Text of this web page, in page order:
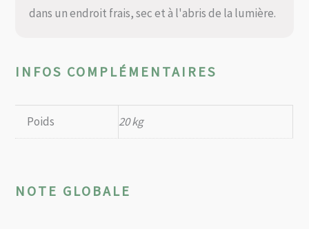
dans un endroit frais, sec et à l'abris de la lumière.
INFOS COMPLÉMENTAIRES
Poids 20 kg
NOTE GLOBALE